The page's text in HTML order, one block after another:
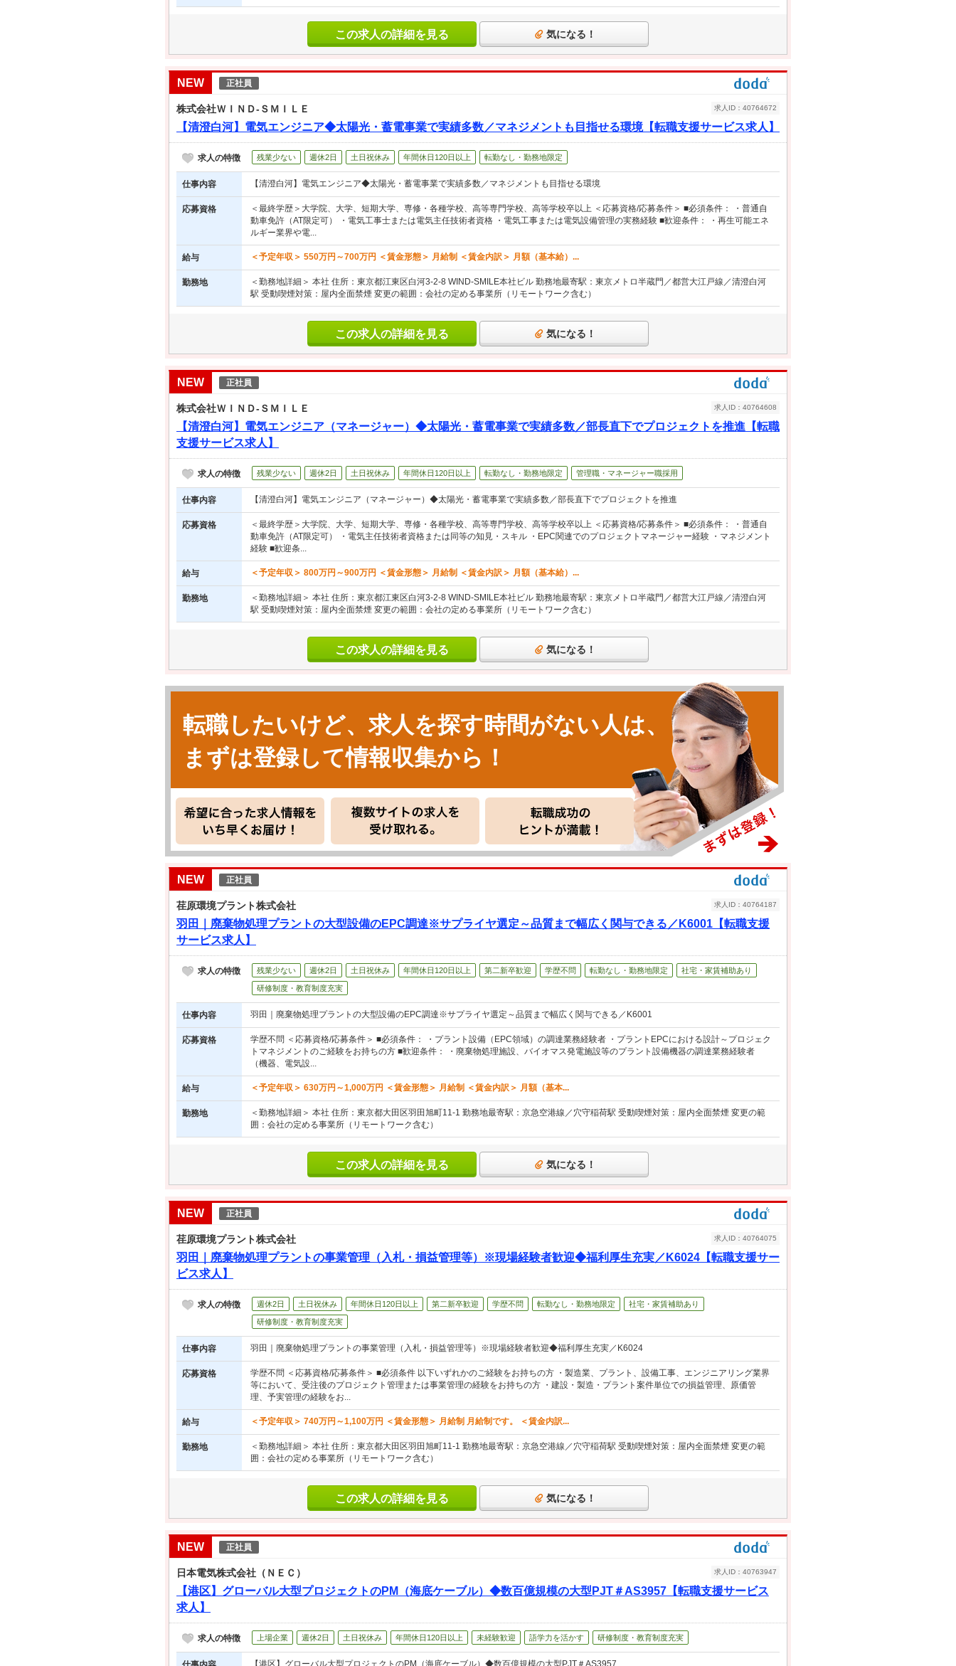
この求人の詳細を見る 気になる！
NEW 正社員
株式会社ＷＩＮＤ‐ＳＭＩＬＥ
【清澄白河】電気エンジニア◆太陽光・蓄電事業で実績多数／マネジメントも目指せる環境【転職支援サービス求人】
求人ID：40764672
求人の特徴 残業少ない 週休2日 土日祝休み 年間休日120日以上 転勤なし・勤務地限定
仕事内容 【清澄白河】電気エンジニア◆太陽光・蓄電事業で実績多数／マネジメントも目指せる環境
応募資格
＜最終学歴＞大学院、大学、短期大学、専修・各種学校、高等専門学校、高等学校卒以上 ＜応募資格/応募条件＞ ■必須条件： ・普通自
動車免許（AT限定可） ・電気工事士または電気主任技術者資格 ・電気工事または電気設備管理の実務経験 ■歓迎条件： ・再生可能エネ
ルギー業界や電...
給与 ＜予定年収＞ 550万円～700万円 ＜賃金形態＞ 月給制 ＜賃金内訳＞ 月額（基本給）...
勤務地
＜勤務地詳細＞ 本社 住所：東京都江東区白河3-2-8 WIND-SMILE本社ビル 勤務地最寄駅：東京メトロ半蔵門／都営大江戸線／清澄白河
駅 受動喫煙対策：屋内全面禁煙 変更の範囲：会社の定める事業所（リモートワーク含む）
この求人の詳細を見る 気になる！
NEW 正社員
株式会社ＷＩＮＤ‐ＳＭＩＬＥ
【清澄白河】電気エンジニア（マネージャー）◆太陽光・蓄電事業で実績多数／部長直下でプロジェクトを推進【転職
支援サービス求人】
求人ID：40764608
求人の特徴 残業少ない 週休2日 土日祝休み 年間休日120日以上 転勤なし・勤務地限定 管理職・マネージャー職採用
仕事内容 【清澄白河】電気エンジニア（マネージャー）◆太陽光・蓄電事業で実績多数／部長直下でプロジェクトを推進
応募資格
＜最終学歴＞大学院、大学、短期大学、専修・各種学校、高等専門学校、高等学校卒以上 ＜応募資格/応募条件＞ ■必須条件： ・普通自
動車免許（AT限定可） ・電気主任技術者資格または同等の知見・スキル ・EPC関連でのプロジェクトマネージャー経験 ・マネジメント
経験 ■歓迎条...
給与 ＜予定年収＞ 800万円～900万円 ＜賃金形態＞ 月給制 ＜賃金内訳＞ 月額（基本給）...
勤務地
＜勤務地詳細＞ 本社 住所：東京都江東区白河3-2-8 WIND-SMILE本社ビル 勤務地最寄駅：東京メトロ半蔵門／都営大江戸線／清澄白河
駅 受動喫煙対策：屋内全面禁煙 変更の範囲：会社の定める事業所（リモートワーク含む）
この求人の詳細を見る 気になる！
転職したいけど、求人を探す時間がない人は、
まずは登録して情報収集から！
NEW 正社員
荏原環境プラント株式会社
羽田｜廃棄物処理プラントの大型設備のEPC調達※サプライヤ選定～品質まで幅広く関与できる／K6001【転職支援
サービス求人】
求人ID：40764187
求人の特徴 残業少ない 週休2日 土日祝休み 年間休日120日以上 第二新卒歓迎 学歴不問 転勤なし・勤務地限定 社宅・家賃補助あり
研修制度・教育制度充実
仕事内容 羽田｜廃棄物処理プラントの大型設備のEPC調達※サプライヤ選定～品質まで幅広く関与できる／K6001
応募資格
学歴不問 ＜応募資格/応募条件＞ ■必須条件： ・プラント設備（EPC領域）の調達業務経験者 ・プラントEPCにおける設計～プロジェク
トマネジメントのご経験をお持ちの方 ■歓迎条件： ・廃棄物処理施設、バイオマス発電施設等のプラント設備機器の調達業務経験者
（機器、電気設...
給与 ＜予定年収＞ 630万円～1,000万円 ＜賃金形態＞ 月給制 ＜賃金内訳＞ 月額（基本...
勤務地
＜勤務地詳細＞ 本社 住所：東京都大田区羽田旭町11-1 勤務地最寄駅：京急空港線／穴守稲荷駅 受動喫煙対策：屋内全面禁煙 変更の範
囲：会社の定める事業所（リモートワーク含む）
この求人の詳細を見る 気になる！
NEW 正社員
荏原環境プラント株式会社
羽田｜廃棄物処理プラントの事業管理（入札・損益管理等）※現場経験者歓迎◆福利厚生充実／K6024【転職支援サー
ビス求人】
求人ID：40764075
求人の特徴 週休2日 土日祝休み 年間休日120日以上 第二新卒歓迎 学歴不問 転勤なし・勤務地限定 社宅・家賃補助あり
研修制度・教育制度充実
仕事内容 羽田｜廃棄物処理プラントの事業管理（入札・損益管理等）※現場経験者歓迎◆福利厚生充実／K6024
応募資格
学歴不問 ＜応募資格/応募条件＞ ■必須条件 以下いずれかのご経験をお持ちの方 ・製造業、プラント、設備工事、エンジニアリング業界
等において、受注後のプロジェクト管理または事業管理の経験をお持ちの方 ・建設・製造・プラント案件単位での損益管理、原価管
理、予実管理の経験をお...
給与 ＜予定年収＞ 740万円～1,100万円 ＜賃金形態＞ 月給制 月給制です。 ＜賃金内訳...
勤務地
＜勤務地詳細＞ 本社 住所：東京都大田区羽田旭町11-1 勤務地最寄駅：京急空港線／穴守稲荷駅 受動喫煙対策：屋内全面禁煙 変更の範
囲：会社の定める事業所（リモートワーク含む）
この求人の詳細を見る 気になる！
NEW 正社員
日本電気株式会社（ＮＥＣ）
【港区】グローバル大型プロジェクトのPM（海底ケーブル）◆数百億規模の大型PJT＃AS3957【転職支援サービス
求人】
求人ID：40763947
求人の特徴 上場企業 週休2日 土日祝休み 年間休日120日以上 未経験歓迎 語学力を活かす 研修制度・教育制度充実
【港区】グローバル大型プロジェクトのPM（海底ケーブル）◆数百億規模の大型PJT＃AS3957